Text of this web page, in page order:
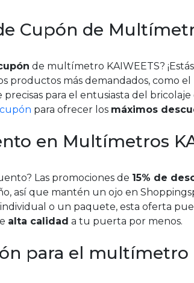
Cupón de
de multímetro KAIWEETS?
productos más demandados, como el
para el entusiasta del bricolaje
para ofrecer los máximos
en Multímetros
Las promociones de 15% de
así que mantén un ojo en
o un paquete, esta oferta
alta calidad a tu puerta por menos.
para el multímetro